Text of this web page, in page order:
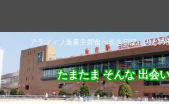
アラフィフ兼業主婦食べ歩き日記。人との
たまたま そんな 出会